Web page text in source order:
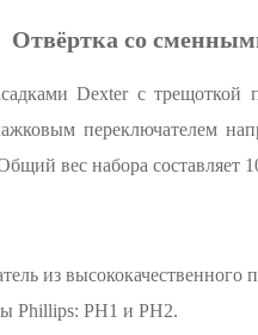
Отвёртка со
Dexter с трещоткой
переключателем
вес набора составляет
из
Phillips: PH1 и PH2.